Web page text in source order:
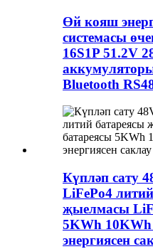
Өй кояш
системасы
16S1P 51.2V
Bluetooth
Күпләп сату
LiFePo4
җыелмасы
5KWh
энергиясен